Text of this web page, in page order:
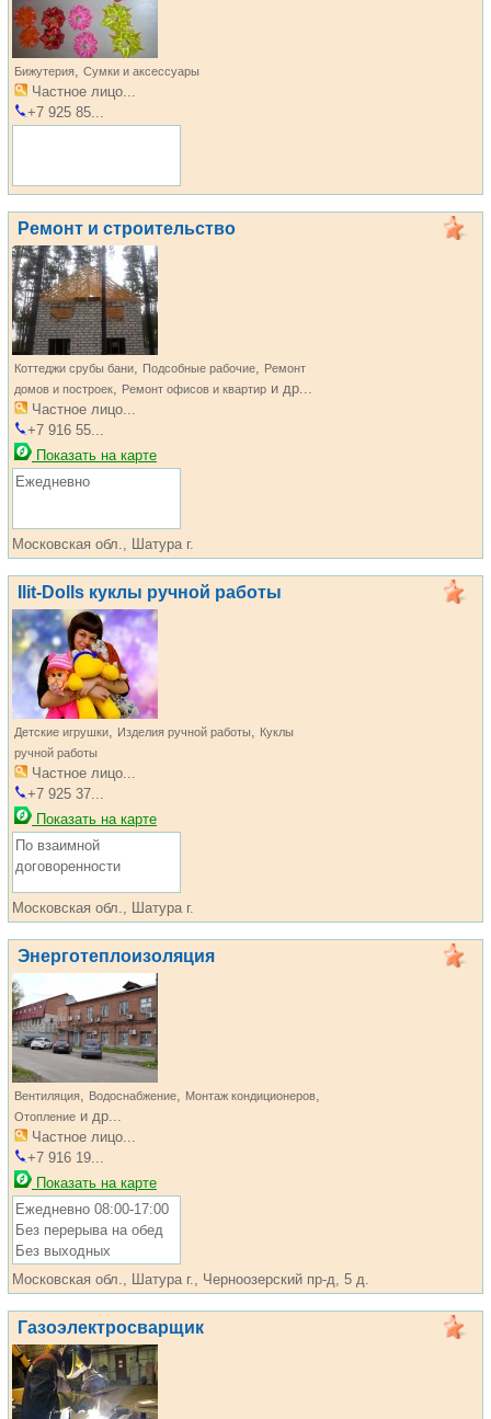
Бижутерия, Сумки и аксессуары
Частное лицо...
+7 925 85...
Ремонт и строительство
Коттеджи срубы бани, Подсобные рабочие, Ремонт
домов и построек, Ремонт офисов и квартир и др...
Частное лицо...
+7 916 55...
Показать на карте
Ежедневно
Московская обл., Шатура г.
Ilit-Dolls куклы ручной работы
Детские игрушки, Изделия ручной работы, Куклы
ручной работы
Частное лицо...
+7 925 37...
Показать на карте
По взаимной
договоренности
Московская обл., Шатура г.
Энерготеплоизоляция
Вентиляция, Водоснабжение, Монтаж кондиционеров,
Отопление и др...
Частное лицо...
+7 916 19...
Показать на карте
Ежедневно 08:00-17:00
Без перерыва на обед
Без выходных
Московская обл., Шатура г., Черноозерский пр-д, 5 д.
Газоэлектросварщик